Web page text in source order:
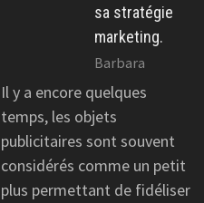
sa stratégie
marketing.
Barbara
Il y a encore quelques
temps, les objets
publicitaires sont souvent
considérés comme un petit
plus permettant de fidéliser